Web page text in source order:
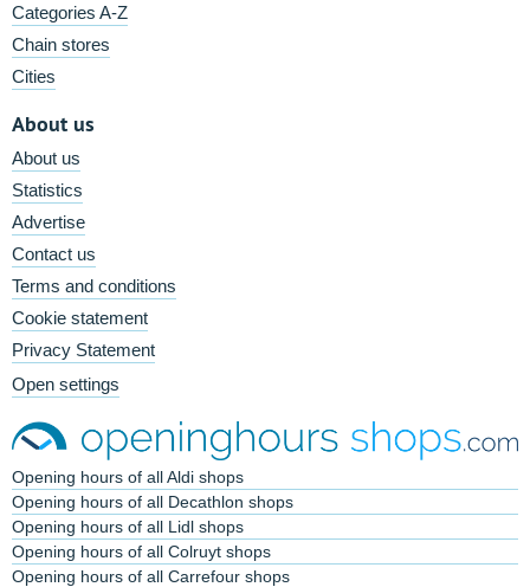
Categories A-Z
Chain stores
Cities
About us
About us
Statistics
Advertise
Contact us
Terms and conditions
Cookie statement
Privacy Statement
Open settings
Opening hours of all Aldi shops
Opening hours of all Decathlon shops
Opening hours of all Lidl shops
Opening hours of all Colruyt shops
Opening hours of all Carrefour shops